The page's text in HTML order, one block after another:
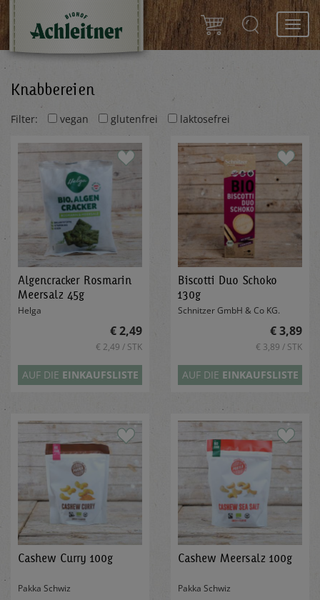
Knabbereien
Filter: vegan glutenfrei laktosefrei
Algencracker Rosmarin
Meersalz 45g
Helga
€ 2,49
€ 2,49 / STK
AUF DIE EINKAUFSLISTE
Biscotti Duo Schoko
130g
Schnitzer GmbH & Co KG.
€ 3,89
€ 3,89 / STK
AUF DIE EINKAUFSLISTE
Cashew Curry 100g
Pakka Schwiz
Cashew Meersalz 100g
Pakka Schwiz